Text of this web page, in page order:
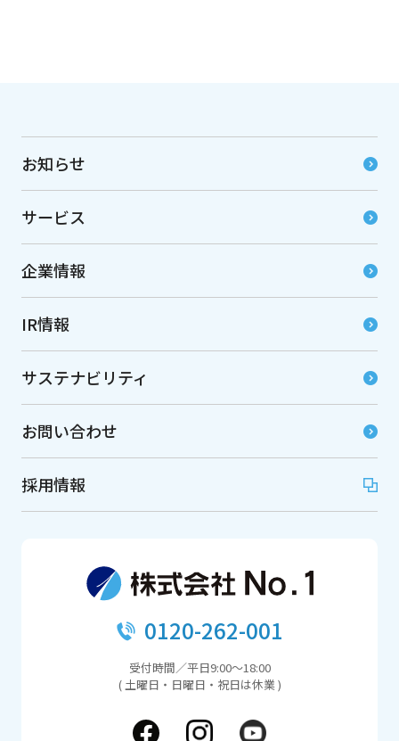
お知らせ
サービス
企業情報
IR情報
サステナビリティ
お問い合わせ
採用情報
0120-262-001
受付時間／平日9:00～18:00
( 土曜日・日曜日・祝日は休業 )